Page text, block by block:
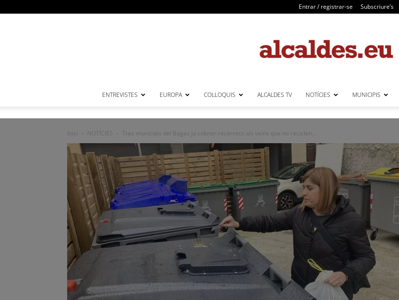
Entrar / registrar-se Subscriure’s
ENTREVISTES EUROPA COL·LOQUIS ALCALDES TV NOTÍCIES MUNICIPIS
Inici NOTÍCIES Tres municipis del Bages ja cobren recàrrecs als veïns que no reciclen...